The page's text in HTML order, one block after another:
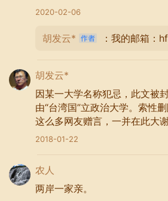
2020-02-06
胡发云* ：我的邮箱：
胡发云*
因某一大学名称犯忌，此文被
由“台湾国”立政治大学。索性
这么多网友赠言，一并在此大
2018-01-22
农人
两岸一家亲。